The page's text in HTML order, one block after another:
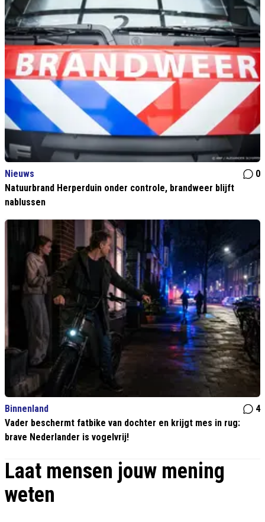
Nieuws
0
Natuurbrand Herperduin onder controle, brandweer blijft
nablussen
Binnenland
4
Vader beschermt fatbike van dochter en krijgt mes in rug:
brave Nederlander is vogelvrij!
Laat mensen jouw mening
weten